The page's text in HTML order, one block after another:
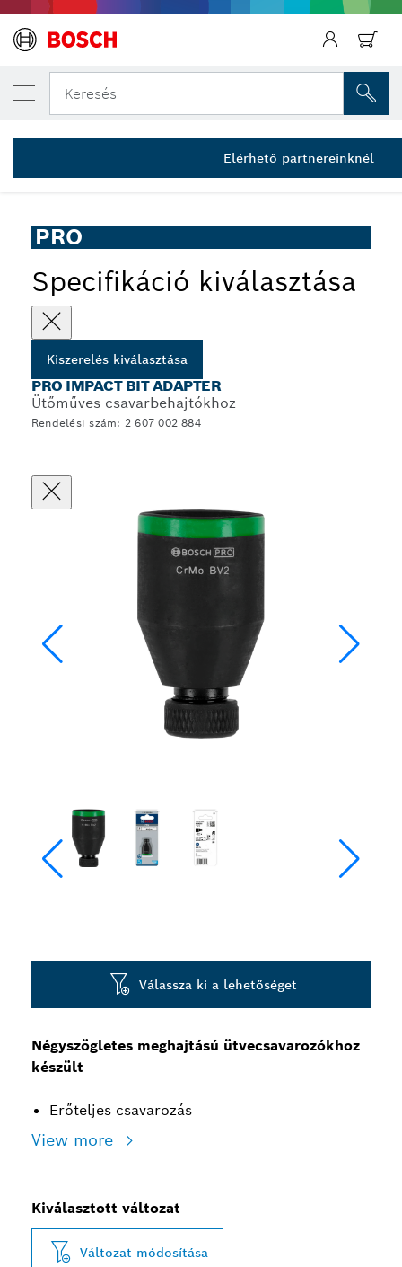
Keresés
... PRO Impact bit adapter
PRO
Specifikáció kiválasztása
Kiszerelés kiválasztása
PRO IMPACT BIT ADAPTER
Ütőműves csavarbehajtókhoz
Rendelési szám: 2 607 002 884
Négyszögletes meghajtású ütvecsavarozókhoz
készült
Erőteljes csavarozás
View more
Válassza ki a lehetőséget
Kiválasztott változat
Változat módosítása
AZ ÁLTALAD VÁLASZTOTT TERMÉK
PRO Impact bit adapter, 1/2 hüvelykes
2 607 002 884
Elérhető partnereinknél